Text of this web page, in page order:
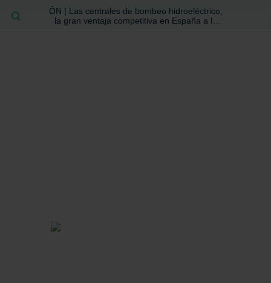
ÓN | Las centrales de bombeo hidroeléctrico,
la gran ventaja competitiva en España a la
BUSCAR